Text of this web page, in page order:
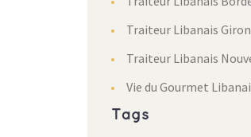
Traiteur Libanais
Traiteur Libanais
Vie du Gourmet
Tags